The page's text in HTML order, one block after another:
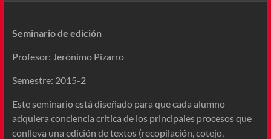
Seminario de edición
Profesor: Jerónimo Pizarro
Semestre: 2015-2
Este seminario está diseñado para que cada alumno
adquiera conciencia crítica de los principales procesos que
conlleva una edición de textos (recopilación, cotejo,